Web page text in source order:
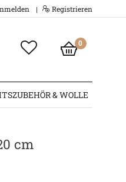
| Registrieren
0
& WOLLE
cm